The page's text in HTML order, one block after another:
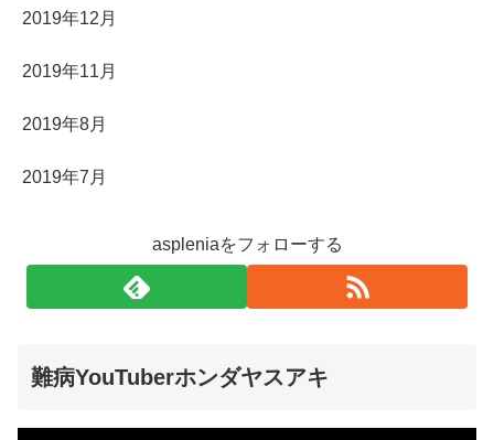
2019年12月
2019年11月
2019年8月
2019年7月
aspleniaをフォローする
難病YouTuberホンダヤスアキ